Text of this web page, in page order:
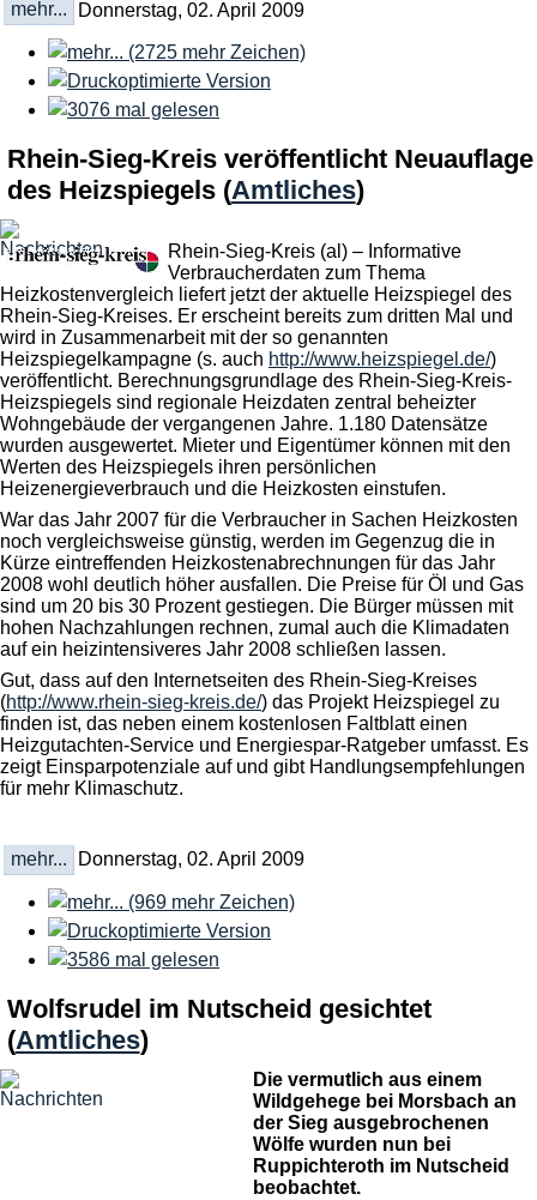
mehr... Donnerstag, 02. April 2009
Rhein-Sieg-Kreis veröffentlicht Neuauflage
des Heizspiegels (Amtliches)
Rhein-Sieg-Kreis (al) – Informative
Verbraucherdaten zum Thema
Heizkostenvergleich liefert jetzt der aktuelle Heizspiegel des
Rhein-Sieg-Kreises. Er erscheint bereits zum dritten Mal und
wird in Zusammenarbeit mit der so genannten
Heizspiegelkampagne (s. auch http://www.heizspiegel.de/)
veröffentlicht. Berechnungsgrundlage des Rhein-Sieg-Kreis-
Heizspiegels sind regionale Heizdaten zentral beheizter
Wohngebäude der vergangenen Jahre. 1.180 Datensätze
wurden ausgewertet. Mieter und Eigentümer können mit den
Werten des Heizspiegels ihren persönlichen
Heizenergieverbrauch und die Heizkosten einstufen.
War das Jahr 2007 für die Verbraucher in Sachen Heizkosten
noch vergleichsweise günstig, werden im Gegenzug die in
Kürze eintreffenden Heizkostenabrechnungen für das Jahr
2008 wohl deutlich höher ausfallen. Die Preise für Öl und Gas
sind um 20 bis 30 Prozent gestiegen. Die Bürger müssen mit
hohen Nachzahlungen rechnen, zumal auch die Klimadaten
auf ein heizintensiveres Jahr 2008 schließen lassen.
Gut, dass auf den Internetseiten des Rhein-Sieg-Kreises
(http://www.rhein-sieg-kreis.de/) das Projekt Heizspiegel zu
finden ist, das neben einem kostenlosen Faltblatt einen
Heizgutachten-Service und Energiespar-Ratgeber umfasst. Es
zeigt Einsparpotenziale auf und gibt Handlungsempfehlungen
für mehr Klimaschutz.
mehr... Donnerstag, 02. April 2009
Wolfsrudel im Nutscheid gesichtet
(Amtliches)
Die vermutlich aus einem
Wildgehege bei Morsbach an
der Sieg ausgebrochenen
Wölfe wurden nun bei
Ruppichteroth im Nutscheid
beobachtet.